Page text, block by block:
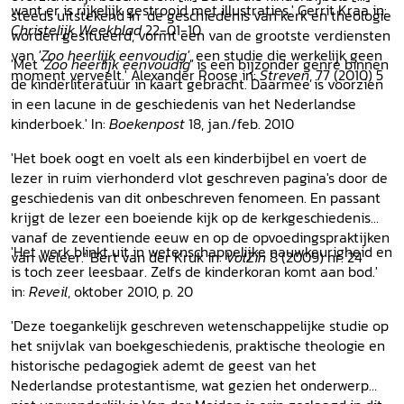
steeds uitstekend in de geschiedenis van kerk en theologie
worden gesitueerd, vormt een van de grootste verdiensten
van'Zoo heerlijk eenvoudig', een studie die werkelijk geen
moment verveelt.' Alexander Roose in:Streven, 77 (2010) 5
want er is rijkelijk gestrooid met illustraties.' Gerrit Kraa in:
Christelijk Weekblad22-01-10
'Met'Zoo heerlijk eenvoudig'is een bijzonder genre binnen
de kinderliteratuur in kaart gebracht. Daarmee is voorzien
in een lacune in de geschiedenis van het Nederlandse
kinderboek.' In: Boekenpost18, jan./feb. 2010
'Het boek oogt en voelt als een kinderbijbel en voert de
lezer in ruim vierhonderd vlot geschreven pagina's door de
geschiedenis van dit onbeschreven fenomeen. En passant
krijgt de lezer een boeiende kijk op de kerkgeschiedenis
vanaf de zeventiende eeuw en op de opvoedingspraktijken
van weleer.' Bert van der Kruk in:VolZin8 (2009) nr. 24
'Het werk blinkt uit in wetenschappelijke nauwkeurigheid en
is toch zeer leesbaar. Zelfs de kinderkoran komt aan bod.'
in: Reveil, oktober 2010, p. 20
'Deze toegankelijk geschreven wetenschappelijke studie op
het snijvlak van boekgeschiedenis, praktische theologie en
historische pedagogiek ademt de geest van het
Nederlandse protestantisme, wat gezien het onderwerp